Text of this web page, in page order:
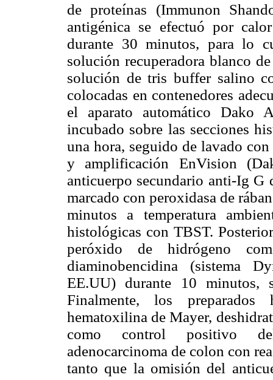
de proteínas (Immunon
antigénica se efectuó por
durante 30 minutos, para lo
solución recuperadora blanco
solución de tris buffer salino
colocadas en contenedores
el aparato automático Dako
incubado sobre las secciones
una hora, seguido de lavado
y amplificación EnVision
anticuerpo secundario anti-Ig
marcado con peroxidasa de
minutos a temperatura
histológicas con TBST.
peróxido de hidrógeno
diaminobencidina (sistema
EE.UU) durante 10 minutos,
Finalmente, los preparados
hematoxilina de Mayer,
como control positivo
adenocarcinoma de colon con
tanto que la omisión del